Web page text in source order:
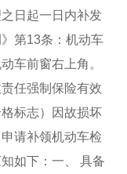
日起一日内补发
第13条：机动车
车前窗右上角。
任强制保险有效
标志）因故损坏
请补领机动车检
如下：一、 具备